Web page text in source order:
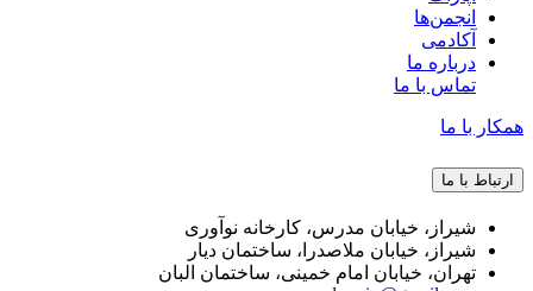
انجمن‌ها
آکادمی
درباره ما
تماس با ما
همکار با ما
ارتباط با ما
شیراز، خیابان مدرس، کارخانه نوآوری
شیراز، خیابان ملاصدرا، ساختمان دیار
تهران، خیابان امام خمینی، ساختمان البان